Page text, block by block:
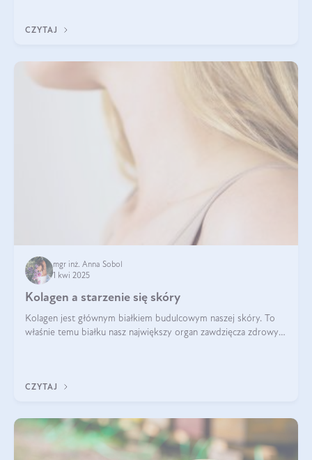
CZYTAJ
mgr inż. Anna Sobol
1 kwi 2025
Kolagen a starzenie się skóry
Kolagen jest głównym białkiem budulcowym naszej skóry. To
właśnie temu białku nasz największy organ zawdzięcza zdrowy
CZYTAJ